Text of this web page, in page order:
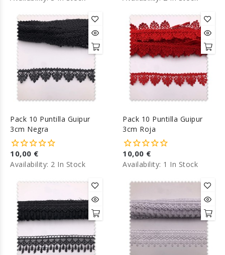
Pack 10 Puntilla Guipur
3cm Negra
10,00 €
Availability: 2 In Stock
Pack 10 Puntilla Guipur
3cm Roja
10,00 €
Availability: 1 In Stock